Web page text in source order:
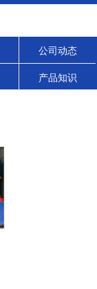
公司动态
产品知识